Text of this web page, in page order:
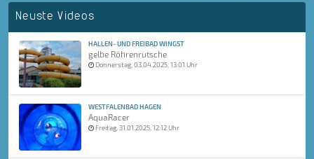
Neuste Videos
HALLEN- UND FREIBAD WINGST
gelbe Röhrenrutsche
Donnerstag, 03.04.2025, 13:01 Uhr
WESTFALENBAD HAGEN
AquaRacer
Freitag, 31.01.2025, 12:12 Uhr